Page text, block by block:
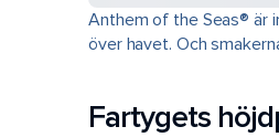
Anthem of the Seas® är
över havet. Och
Fartygets